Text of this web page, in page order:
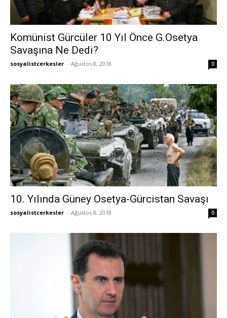
Komünist Gürcüler 10 Yıl Önce G.Osetya
Savaşına Ne Dedi?
sosyalistcerkesler - Ağustos 8, 2018 0
10. Yılında Güney Osetya-Gürcistan Savaşı
sosyalistcerkesler - Ağustos 8, 2018 0